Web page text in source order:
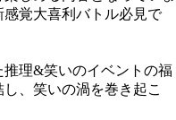
覚大喜利バトル必見で
理&笑いのイベントの福
、笑いの渦を巻き起こ